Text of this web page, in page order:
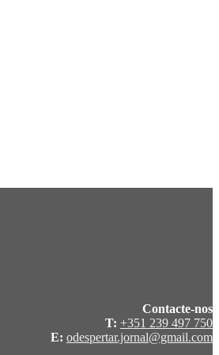
Contacte-nos
T: +351 239 497 750
E: odespertar.jornal@gmail.com